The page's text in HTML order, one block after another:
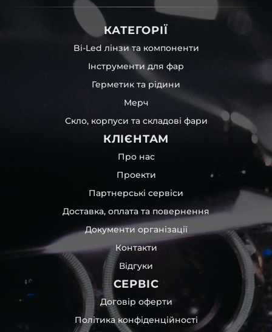
КАТЕГОРІЇ
Bi-Led лінзи та компоненти
Інструменти для фар
Герметик та рідини
Мерч
Скло, корпуси та складові фари
КЛІЄНТАМ
Про нас
Проекти
Партнерські сервіси
Доставка, оплата та повернення
Документи організації
Контакти
Відгуки
СЕРВІС
Договір оферти
Політика конфіденційності